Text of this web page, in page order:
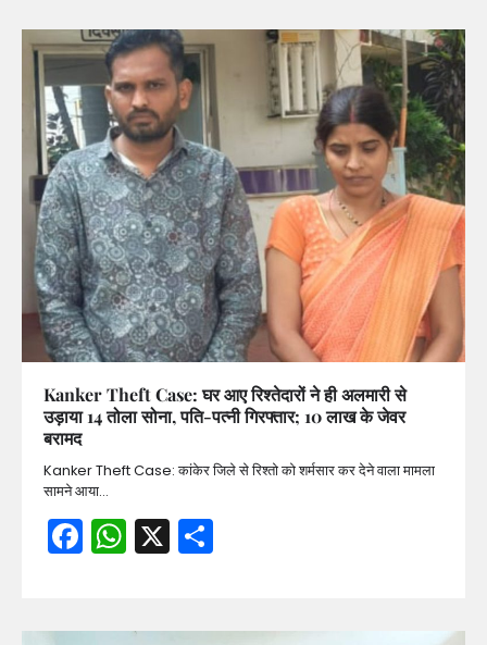
Kanker Theft Case: घर आए रिश्तेदारों ने ही अलमारी से
उड़ाया 14 तोला सोना, पति-पत्नी गिरफ्तार; 10 लाख के जेवर
बरामद
Kanker Theft Case: कांकेर जिले से रिश्तो को शर्मसार कर देने वाला मामला
सामने आया…
Facebook
WhatsApp
X